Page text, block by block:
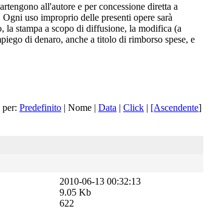
all'autore e per concessione diretta a
uso improprio delle presenti opere sarà
stampa a scopo di diffusione, la modifica (a
di denaro, anche a titolo di rimborso spese, e
Predefinito | Nome | Data | Click | [Ascendente]
2010-06-13 00:32:13
9.05 Kb
622